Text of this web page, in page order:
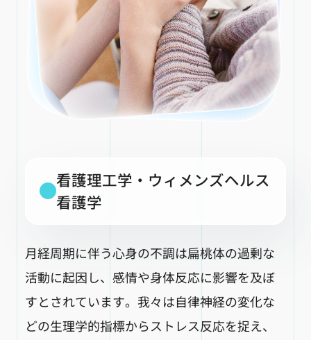
看護理工学・ウィメンズヘルス
看護学
月経周期に伴う心身の不調は扁桃体の過剰な
活動に起因し、感情や身体反応に影響を及ぼ
すとされています。我々は自律神経の変化な
どの生理学的指標からストレス反応を捉え、